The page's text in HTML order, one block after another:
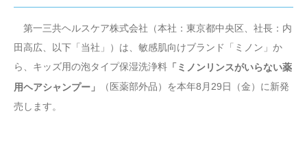
第一三共ヘルスケア株式会社（本社：東京都中央区、社長：内
田高広、以下「当社」）は、敏感肌向けブランド「ミノン」か
ら、キッズ用の泡タイプ保湿洗浄料 「ミノンリンスがいらない薬
用ヘアシャンプー」
（医薬部外品）を本年8月29日（金）に新発
売します。